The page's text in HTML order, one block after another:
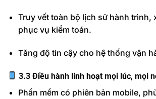
Truy vết toàn bộ lịch sử hành trình,
phục vụ kiểm toán.
Tăng độ tin cậy cho hệ thống vận
3.3 Điều hành linh hoạt mọi lúc, mọi
Phần mềm có phiên bản mobile,